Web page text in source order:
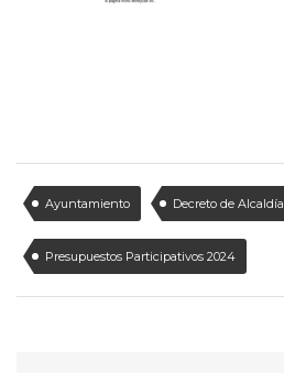
Ayuntamiento Decreto de Alcaldía
Presupuestos Participativos 2024